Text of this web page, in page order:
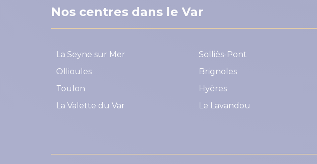
Nos centres dans le Var
La Seyne sur Mer
Ollioules
Toulon
La Valette du Var
Solliès-Pont
Brignoles
Hyères
Le Lavandou